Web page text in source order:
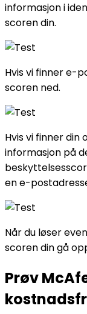
informasjon i
scoren din.
Hvis vi finner e-
scoren ned.
Hvis vi finner din
informasjon på
en e-
Når du løser
scoren din gå
Prøv